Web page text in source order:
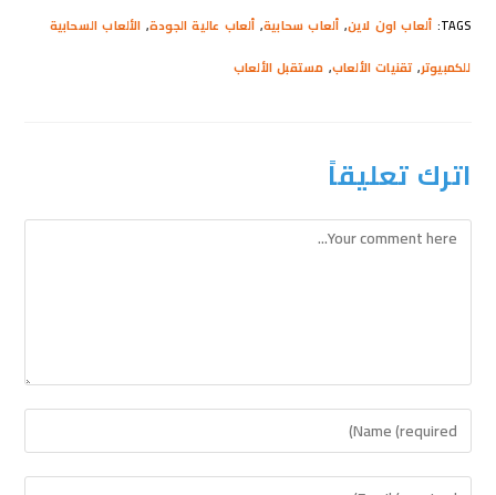
TAGS
: ألعاب اون لاين, ألعاب سحابية, ألعاب عالية الجودة, الألعاب السحابية
للكمبيوتر, تقنيات الألعاب, مستقبل الألعاب
اترك تعليقاً